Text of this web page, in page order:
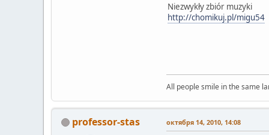
Niezwykły zbiór muzyki
http://chomikuj.pl/migu54
All people smile in the same
professor-stas октября 14, 2010, 14:08